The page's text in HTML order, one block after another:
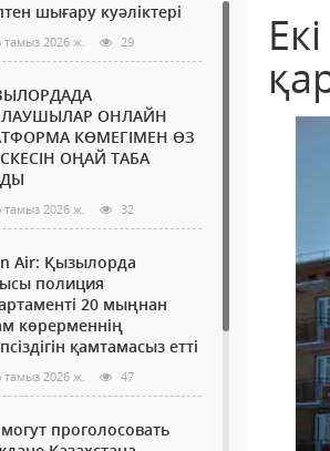
шығару куәліктері
тамыз 2026 ж. 29
ОНЛАЙН
КӨМЕГІМЕН ӨЗ
ОҢАЙ ТАБА
тамыз 2026 ж. 32
Air: Қызылорда
полиция
20 мыңнан
көрерменнің
қамтамасыз етті
тамыз 2026 ж. 47
проголосовать